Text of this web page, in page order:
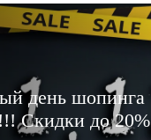
день шопинга
Скидки до 20%